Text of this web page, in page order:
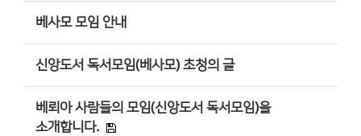
베사모 모임 안내
신앙도서 독서모임(베사모) 초청의 글
베뢰아 사람들의 모임(신앙도서 독서모임)을
소개합니다.